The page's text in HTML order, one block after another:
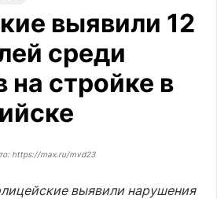
выявили 12
среди
на стройке в
https://max.ru/mvd23
выявили нарушения